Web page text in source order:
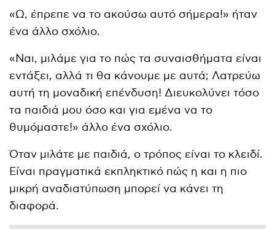
«Ω, έπρεπε να το ακούσω αυτό σήμερα!» ήταν
ένα άλλο σχόλιο.
«Ναι, μιλάμε για το πώς τα συναισθήματα είναι
εντάξει, αλλά τι θα κάνουμε με αυτά; Λατρεύω
αυτή τη μοναδική επένδυση! Διευκολύνει τόσο
τα παιδιά μου όσο και για εμένα να το
θυμόμαστε!» άλλο ένα σχόλιο.
Όταν μιλάτε με παιδιά, ο τρόπος είναι το κλειδί.
Είναι πραγματικά εκπληκτικό πώς η και η πιο
μικρή αναδιατύπωση μπορεί να κάνει τη
διαφορά.